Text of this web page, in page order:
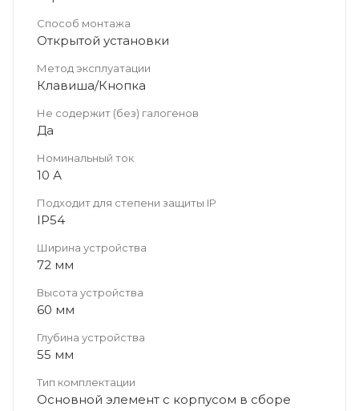
Способ монтажа
Открытой установки
Метод эксплуатации
Клавиша/Кнопка
Не содержит (без) галогенов
Да
Номинальный ток
10 А
Подходит для степени защиты IP
IP54
Ширина устройства
72 мм
Высота устройства
60 мм
Глубина устройства
55 мм
Тип комплектации
Основной элемент с корпусом в сборе